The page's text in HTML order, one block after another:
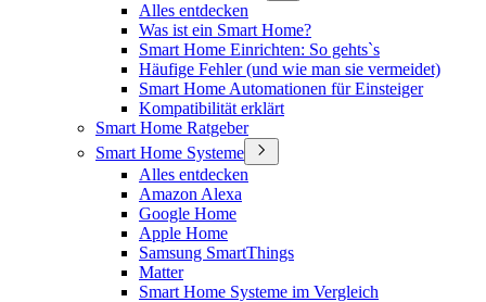
Alles entdecken
Was ist ein Smart Home?
Smart Home Einrichten: So gehts`s
Häufige Fehler (und wie man sie vermeidet)
Smart Home Automationen für Einsteiger
Kompatibilität erklärt
Smart Home Ratgeber
Smart Home Systeme
Alles entdecken
Amazon Alexa
Google Home
Apple Home
Samsung SmartThings
Matter
Smart Home Systeme im Vergleich